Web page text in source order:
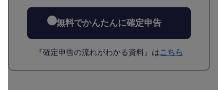
無料でかんたんに確定申告
『確定申告の流れがわかる資料』はこちら